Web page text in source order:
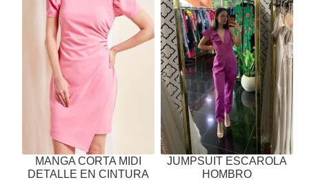
MANGA CORTA MIDI
DETALLE EN CINTURA
VARIANTES.
OPCIONES
PUEDEN
ELEGIR
PÁGINA
DE
JUMPSUIT ESCAROLA
HOMBRO
VARIANTES.
LAS
OPCIONES
SE
PUEDEN
ELEGIR
LA
PÁGINA
DE